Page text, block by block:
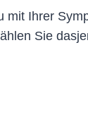
mit Ihrer
Sie